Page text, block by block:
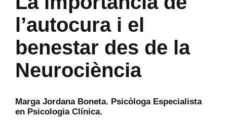
l’autocura i el
benestar des de la
Neurociència
Marga Jordana Boneta. Psicòloga Especialista
en Psicologia Clínica.